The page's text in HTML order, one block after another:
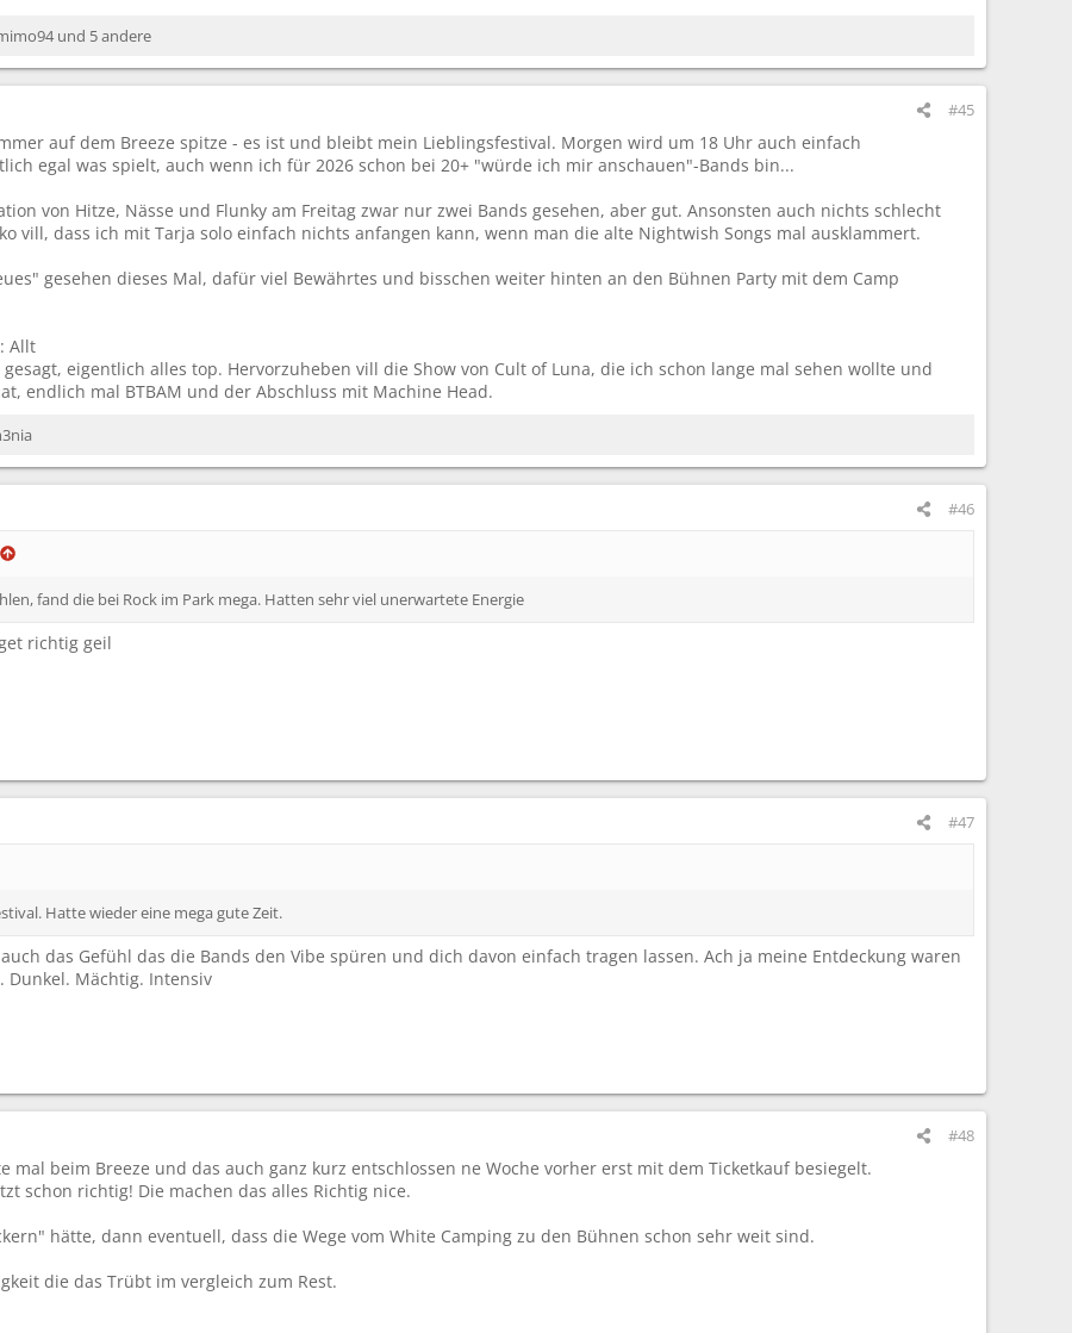
und 5 andere
#45
auf dem Breeze spitze - es ist und bleibt mein Lieblingsfestival. Morgen wird um 18 Uhr auch einfach
egal was spielt, auch wenn ich für 2026 schon bei 20+ "würde ich mir anschauen"-Bands bin...
von Hitze, Nässe und Flunky am Freitag zwar nur zwei Bands gesehen, aber gut. Ansonsten auch nichts schlecht
vill, dass ich mit Tarja solo einfach nichts anfangen kann, wenn man die alte Nightwish Songs mal ausklammert.
gesehen dieses Mal, dafür viel Bewährtes und bisschen weiter hinten an den Bühnen Party mit dem Camp
Allt
eigentlich alles top. Hervorzuheben vill die Show von Cult of Luna, die ich schon lange mal sehen wollte und
endlich mal BTBAM und der Abschluss mit Machine Head.
#46
fand die bei Rock im Park mega. Hatten sehr viel unerwartete Energie
richtig geil
#47
Hatte wieder eine mega gute Zeit.
das Gefühl das die Bands den Vibe spüren und dich davon einfach tragen lassen. Ach ja meine Entdeckung waren
Dunkel. Mächtig. Intensiv
#48
mal beim Breeze und das auch ganz kurz entschlossen ne Woche vorher erst mit dem Ticketkauf besiegelt.
schon richtig! Die machen das alles Richtig nice.
hätte, dann eventuell, dass die Wege vom White Camping zu den Bühnen schon sehr weit sind.
die das Trübt im vergleich zum Rest.